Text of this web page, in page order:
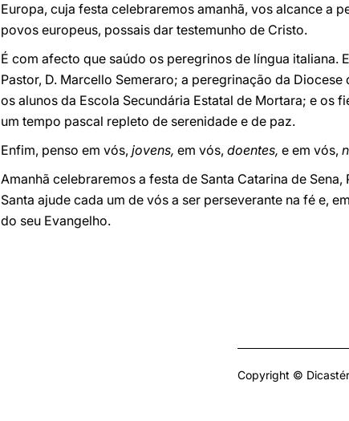
Europa, cuja festa celebraremos amanhã, vos alcance a
povos europeus, possais dar testemunho de Cristo.
É com afecto que saúdo os peregrinos de língua italiana.
Pastor, D. Marcello Semeraro; a peregrinação da
os alunos da Escola Secundária Estatal de Mortara; e os
um tempo pascal repleto de serenidade e de paz.
Enfim, penso em vós, jovens, em vós, doentes, e em vós,
Amanhã celebraremos a festa de Santa Catarina de
Santa ajude cada um de vós a ser perseverante na fé e,
do seu Evangelho.
Copyright ©